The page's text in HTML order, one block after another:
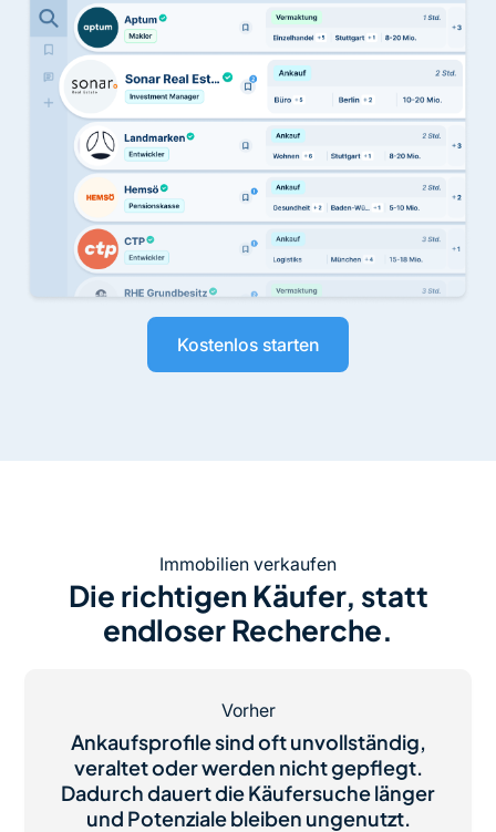
Kostenlos starten
Immobilien verkaufen
Die richtigen Käufer, statt
endloser Recherche.
Vorher
Ankaufsprofile sind oft unvollständig,
veraltet oder werden nicht gepflegt.
Dadurch dauert die Käufersuche länger
und Potenziale bleiben ungenutzt.